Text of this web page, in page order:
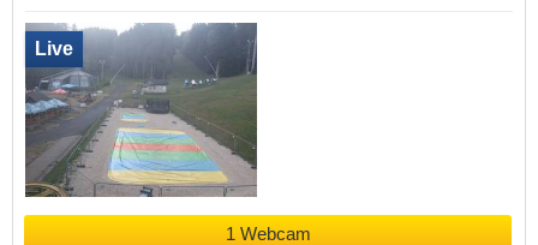
Live
1 Webcam